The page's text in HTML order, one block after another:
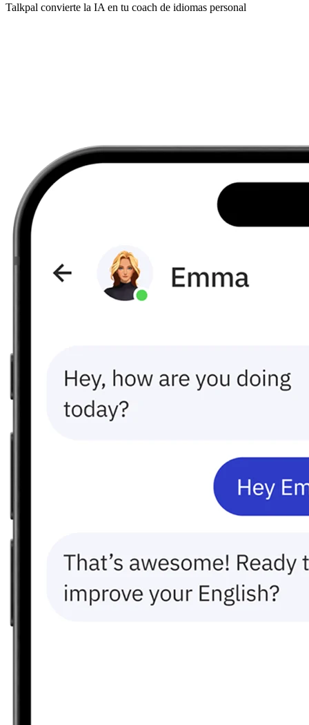
Talkpal convierte la IA en tu coach de idiomas personal